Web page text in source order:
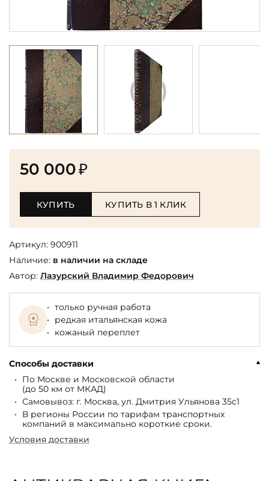
50 000₽
КУПИТЬ КУПИТЬ В 1 КЛИК
Артикул: 900911
Наличие: в наличии на складе
Автор: Лазурский Владимир Федорович
только ручная работа
редкая итальянская кожа
кожаный переплет
Способы доставки
По Москве и Московской области
(до 50 км от МКАД)
Самовывоз: г. Москва, ул. Дмитрия Ульянова 35с1
В регионы России по тарифам транспортных
компаний в максимально короткие сроки.
Условия доставки